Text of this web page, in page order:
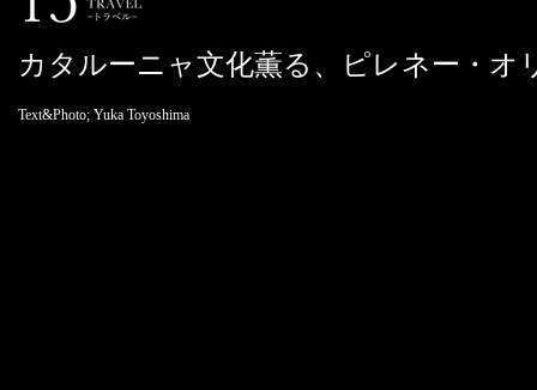
カタルーニャ文化薫る、ピレネー・オ
Text&Photo; Yuka Toyoshima